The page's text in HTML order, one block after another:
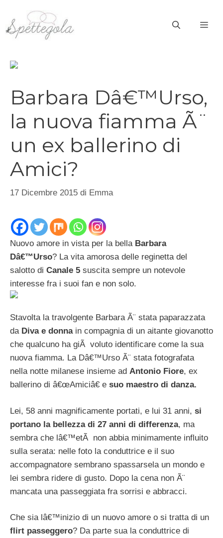
contenuto
Barbara Dâ€™Urso,
la nuova fiamma Ã¨
un ex ballerino di
Amici?
17 Dicembre 2015 di Emma
Nuovo amore in vista per la bella Barbara
Dâ€™Urso? La vita amorosa delle reginetta del
salotto di Canale 5 suscita sempre un notevole
interesse fra i suoi fan e non solo.
Stavolta la travolgente Barbara Ã¨ stata paparazzata
daDiva e donna in compagnia di un aitante giovanotto
che qualcuno ha giÃ voluto identificare come la sua
nuova fiamma. La Dâ€™Urso Ã¨ stata fotografata
nella notte milanese insieme ad Antonio Fiore, ex
ballerino di â€œAmiciâ€ e suo maestro di danza.
Lei, 58 anni magnificamente portati, e lui 31 anni, si
portano la bellezza di 27 anni di differenza, ma
sembra che lâ€™etÃ non abbia minimamente influito
sulla serata: nelle foto la conduttrice e il suo
accompagnatore sembrano spassarsela un mondo e
lei sembra ridere di gusto. Dopo la cena non Ã¨
mancata una passeggiata fra sorrisi e abbracci.
Che sia lâ€™inizio di un nuovo amore o si tratta di un
flirt passeggero? Da parte sua la conduttrice di